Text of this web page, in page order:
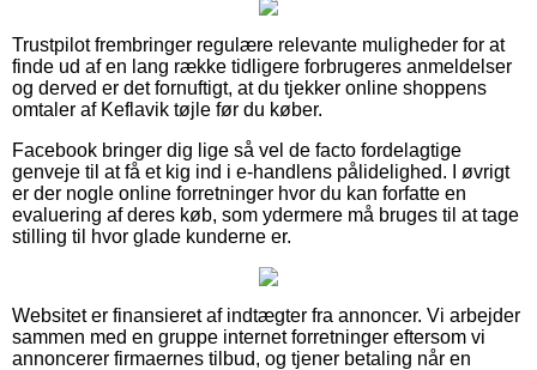
Trustpilot frembringer regulære relevante muligheder for at
finde ud af en lang række tidligere forbrugeres anmeldelser
og derved er det fornuftigt, at du tjekker online shoppens
omtaler af Keflavik tøjle før du køber.
Facebook bringer dig lige så vel de facto fordelagtige
genveje til at få et kig ind i e-handlens pålidelighed. I øvrigt
er der nogle online forretninger hvor du kan forfatte en
evaluering af deres køb, som ydermere må bruges til at tage
stilling til hvor glade kunderne er.
Websitet er finansieret af indtægter fra annoncer. Vi arbejder
sammen med en gruppe internet forretninger eftersom vi
annoncerer firmaernes tilbud, og tjener betaling når en